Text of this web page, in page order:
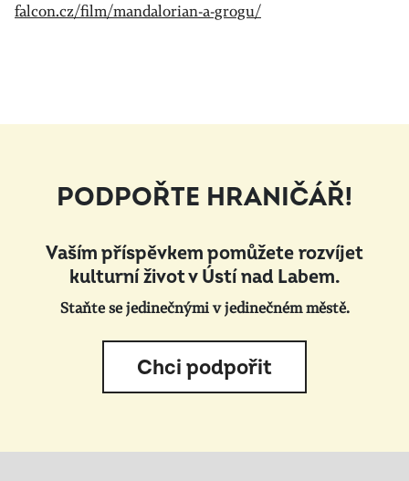
falcon.cz/film/mandalorian-a-grogu/
PODPOŘTE HRANIČÁŘ!
Vaším příspěvkem pomůžete rozvíjet
kulturní život v Ústí nad Labem.
Staňte se jedinečnými v jedinečném městě.
Chci podpořit